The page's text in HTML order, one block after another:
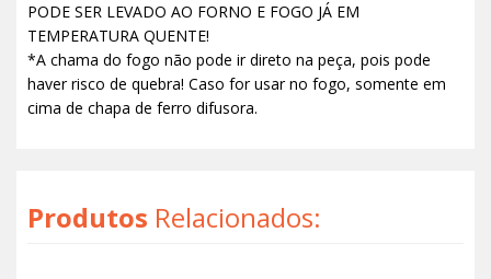
PODE SER LEVADO AO FORNO E FOGO JÁ EM
TEMPERATURA QUENTE!
*A chama do fogo não pode ir direto na peça, pois pode
haver risco de quebra! Caso for usar no fogo, somente em
cima de chapa de ferro difusora.
Produtos Relacionados: